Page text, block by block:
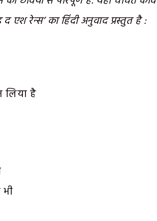
द एश रेन्स’ का हिंदी अनुवाद प्रस्तुत है :
लिया है